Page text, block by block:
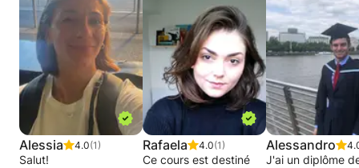
Alessia 4.0(1)
Salut!
Rafaela 4.0(1)
Ce cours est destiné
Alessandro
J'ai un diplôme